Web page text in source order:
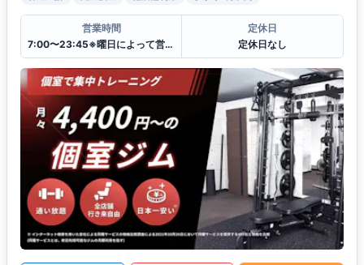
営業時間
7:00〜23:45※曜日によって営業時間が異なる場合がございます.
定休日
定休日なし